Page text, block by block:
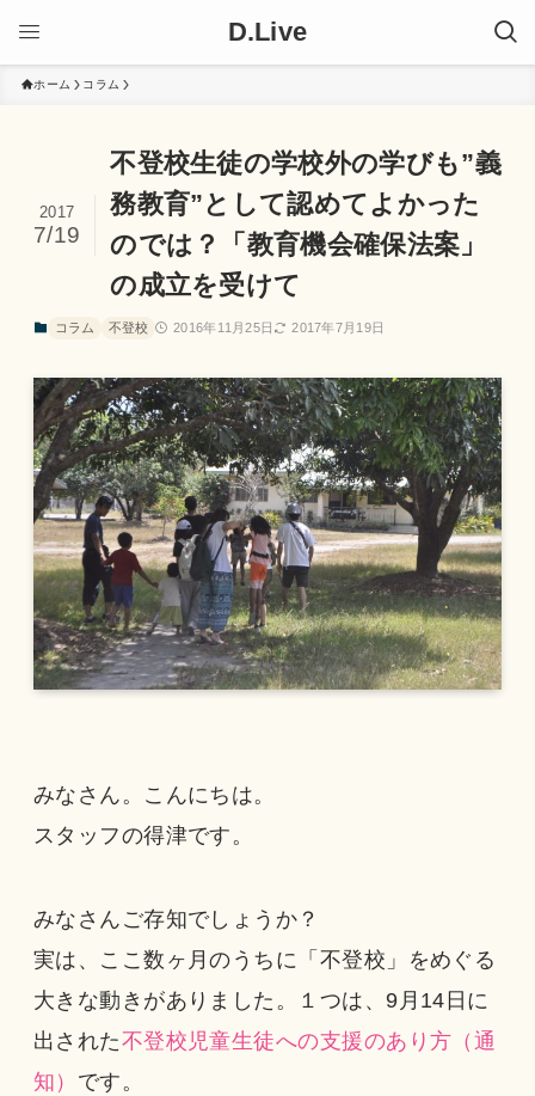
D.Live
ホーム コラム
不登校生徒の学校外の学びも”義
務教育”として認めてよかった
のでは？「教育機会確保法案」
の成立を受けて
2017
7/19
コラム 不登校 2016年11月25日 2017年7月19日
みなさん。こんにちは。
スタッフの得津です。
みなさんご存知でしょうか？
実は、ここ数ヶ月のうちに「不登校」をめぐる
大きな動きがありました。１つは、9月14日に
出された不登校児童生徒への支援のあり方（通
知） です。